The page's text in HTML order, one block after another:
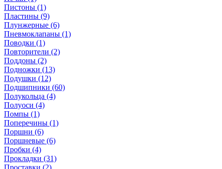
Пистоны (1)
Пластины (9)
Плунжерные (6)
Пневмоклапаны (1)
Поводки (1)
Повторители (2)
Поддоны (2)
Подножки (13)
Подушки (12)
Подшипники (60)
Полукольца (4)
Полуоси (4)
Помпы (1)
Поперечины (1)
Поршни (6)
Поршневые (6)
Пробки (4)
Прокладки (31)
Проставки (2)